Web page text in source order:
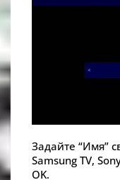
Задайте “Имя”
Samsung TV,
OK.